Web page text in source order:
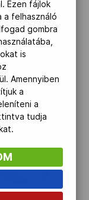
Ezen fájlok
a felhasználó
gombra
is
Amennyiben
a
a
tudja